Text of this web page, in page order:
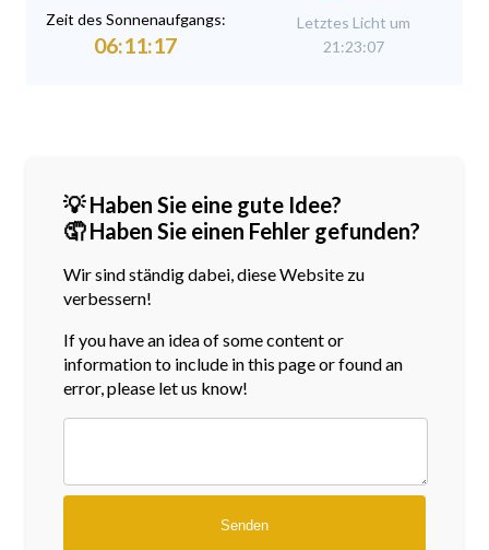
Zeit des Sonnenaufgangs:
06:11:17
Letztes Licht um
21:23:07
💡 Haben Sie eine gute Idee?
🤦 Haben Sie einen Fehler gefunden?
Wir sind ständig dabei, diese Website zu
verbessern!
If you have an idea of some content or
informationto include in this page or found an
error, please let us know!